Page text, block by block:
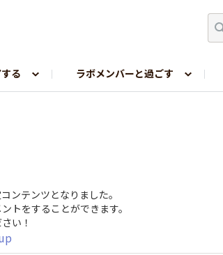
る ラボメンバーと過ごす
ンテンツとなりました。
トをすることができます。
い！